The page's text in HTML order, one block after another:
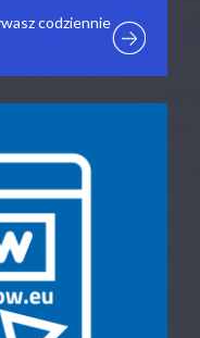
codziennie